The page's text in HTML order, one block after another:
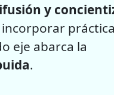
y
eje abarca la
.